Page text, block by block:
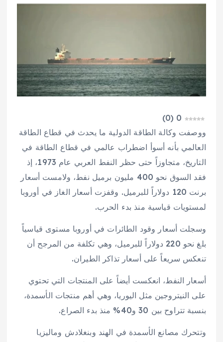
0
(
0
)
ووصفت وكالة الطاقة الدولية ما يحدث في قطاع الطاقة
العالمي بأنه أسوأ اضطراب عالمي في قطاع الطاقة في
التاريخ، متجاوزاً حتى حظر النفط العربي عام 1973، إذ
فقد السوق نحو 400 مليون برميل نفط، ولامست أسعار
برنت 120 دولاراً للبرميل. وقفزت أسعار الغاز في أوروبا
لمستويات قياسية منذ بدء الحرب.
وسجلت أسعار وقود الطائرات في أوروبا مستوى قياسياً
بلغ نحو 220 دولاراً للبرميل، وهي تكلفة من المرجح أن
تنعكس سريعاً على أسعار تذاكر الطيران.
أسعار النفط، انعكست أيضاً على المنتجات التي تحتوي
على النيتروجين مثل اليوريا، وهي أهم منتجات الأسمدة،
بنسبة تتراوح بين 30 و40% منذ بدء الصراع.
وتتحرك مصانع الأسمدة في الهند وبنغلادش وماليزيا